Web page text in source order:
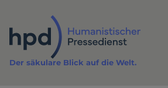
Inhalt
Der säkulare Blick auf die Welt.